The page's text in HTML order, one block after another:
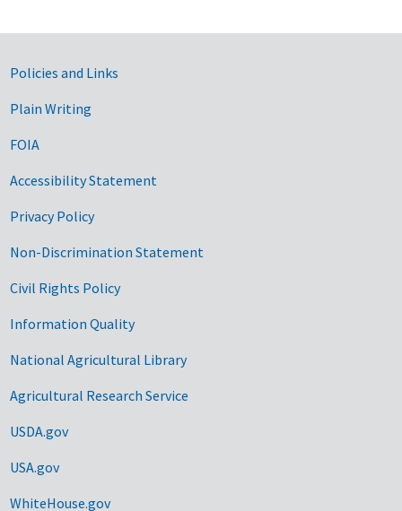
Government Links
Policies and Links
Plain Writing
FOIA
Accessibility Statement
Privacy Policy
Non-Discrimination Statement
Civil Rights Policy
Information Quality
National Agricultural Library
Agricultural Research Service
USDA.gov
USA.gov
WhiteHouse.gov